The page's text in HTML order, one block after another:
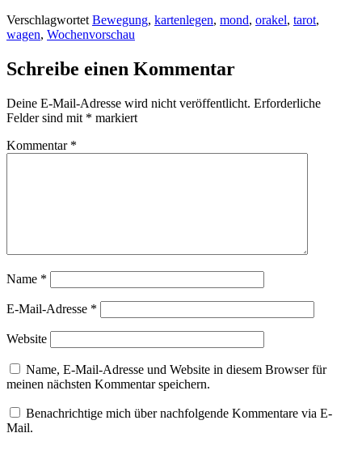
Verschlagwortet Bewegung, kartenlegen, mond, orakel, tarot,
wagen, Wochenvorschau
Schreibe einen Kommentar
Deine E-Mail-Adresse wird nicht veröffentlicht. Erforderliche
Felder sind mit * markiert
Kommentar *
Name *
E-Mail-Adresse *
Website
Name, E-Mail-Adresse und Website in diesem Browser für
meinen nächsten Kommentar speichern.
Benachrichtige mich über nachfolgende Kommentare via E-
Mail.